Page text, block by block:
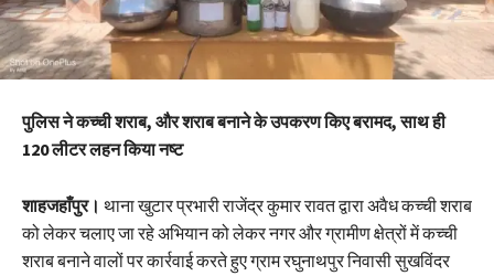
पुलिस ने कच्ची शराब, और शराब बनाने के उपकरण किए बरामद, साथ ही
120 लीटर लहन किया नष्ट
शाहजहाँपुर। थाना खुटार प्रभारी राजेंद्र कुमार रावत द्वारा अवैध कच्ची शराब
को लेकर चलाए जा रहे अभियान को लेकर नगर और ग्रामीण क्षेत्रों में कच्ची
शराब बनाने वालों पर कार्रवाई करते हुए ग्राम रघुनाथपुर निवासी सुखविंदर